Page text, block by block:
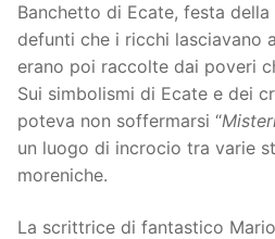
Banchetto di Ecate, festa
defunti che i ricchi lasciavano
erano poi raccolte dai poveri
Sui simbolismi di Ecate e dei
poteva non soffermarsi “
un luogo di incrocio tra varie
moreniche.
La scrittrice di fantastico